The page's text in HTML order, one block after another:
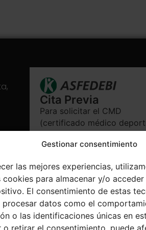
Gestionar consentimiento
las mejores experiencias,
cookies para almacenar y/o
El consentimiento de estas
procesar datos como el
o las identificaciones únicas en
o retirar el consentimiento, puede
Cita Previa
Para solicitar el CMD
(certificado médico
Previa
Cita Previa